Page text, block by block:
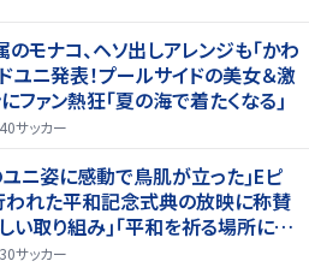
モナコ、ヘソ出しアレンジも｢かわ
ユニ発表！プールサイドの美女＆激
ファン熱狂｢夏の海で着たくなる｣
サッカー
ニ姿に感動で鳥肌が立った｣Eピ
われた平和記念式典の放映に称賛
い取り組み｣｢平和を祈る場所に相
サッカー